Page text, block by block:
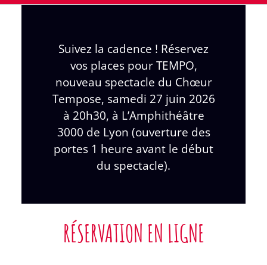
Suivez la cadence ! Réservez
vos places pour TEMPO,
nouveau spectacle du Chœur
Tempose, samedi 27 juin 2026
à 20h30, à L’Amphithéâtre
3000 de Lyon (ouverture des
portes 1 heure avant le début
du spectacle).
RÉSERVATION EN LIGNE